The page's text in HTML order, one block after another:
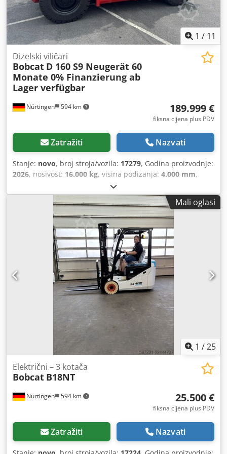
1 / 11
Nürtingen 594 km
Dizelski viličari
Bobcat D 160 S9 Neugerät 60
Monate 0% Finanzierung ab
Lager verfügbar
189.999 €
fiksna cijena plus PDV
Zatražiti Nazvati
Stanje: novo, broj stroja/vozila: 17279, Godina proizvodnje:
2026, nosivost: 16.000 kg, visina podizanja: 4.000 mm,
, težište tereta:
goriva:dizel, vrsta jarbola:triplex, građevinska visina:
, duljina vilica:2.400 mm, veličina prednje
12.00-20 100%, veličina stražnje gume:12.00-20
, ukupna masa:19.300 kg, Oprema:kabina
Cedpfxozp T Auj Ahzjrf Serijski broj: FDC0H-5107-00494
Mali oglasi
1 /25
Nürtingen 594 km
Električni – 3 kotača
Bobcat B18NT
25.500 €
fiksna cijena plus PDV
Zatražiti Nazvati